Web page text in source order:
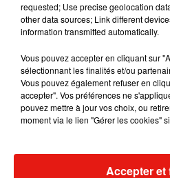
Mundo Latino
de
en
requested; Use precise geolocation
other data sources; Link different
information transmitted automatically.
Vous pouvez accepter en cliquant sur
sélectionnant les finalités et/ou
Vous pouvez également refuser en
accepter". Vos préférences ne
pouvez mettre à jour vos choix, ou
moment via le lien "Gérer les cookies"
Accepter et